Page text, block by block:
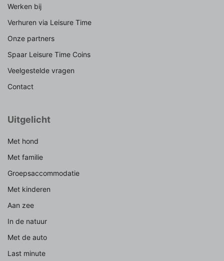
Werken bij
Verhuren via Leisure Time
Onze partners
Spaar Leisure Time Coins
Veelgestelde vragen
Contact
Uitgelicht
Met hond
Met familie
Groepsaccommodatie
Met kinderen
Aan zee
In de natuur
Met de auto
Last minute